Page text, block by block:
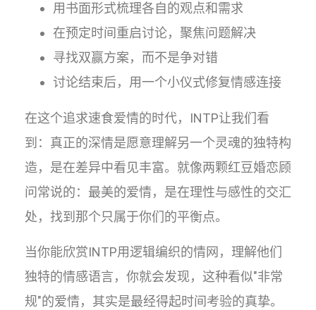
用书面形式梳理各自的观点和需求
在预定时间重启讨论，聚焦问题解决
寻找双赢方案，而不是争对错
讨论结束后，用一个小仪式修复情感连接
在这个追求速食爱情的时代，INTP让我们看
到：真正的深情是愿意理解另一个灵魂的独特构
造，是在差异中看见丰富。就像两颗红豆婚恋顾
问常说的：最美的爱情，是在理性与感性的交汇
处，找到那个只属于你们的平衡点。
当你能欣赏INTP用逻辑编织的情网，理解他们
独特的情感语言，你就会发现，这种看似"非常
规"的爱情，其实是最经得起时间考验的真挚。